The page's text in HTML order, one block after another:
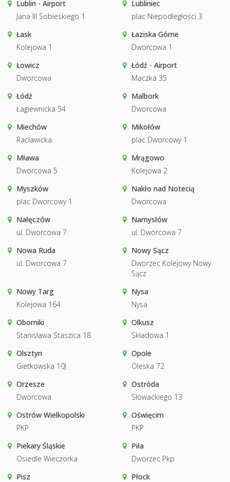
Lublin - Airport
Jana III Sobieskiego 1
Lubliniec
plac Niepodległości 3
Łask
Kolejowa 1
Łaziska Górne
Dworcowa 1
Łowicz
Dworcowa
Łódź - Airport
Maczka 35
Łódź
Łagiewnicka 54
Malbork
Dworcowa
Miechów
Racławicka
Mikołów
plac Dworcowy 1
Mława
Dworcowa 5
Mrągowo
Kolejowa 2
Myszków
plac Dworcowy 1
Nakło nad Notecią
Dworcowa
Nałęczów
ul. Dworcowa 7
Namysłów
ul. Dworcowa 7
Nowa Ruda
ul. Dworcowa 7
Nowy Sącz
Dworzec Kolejowy Nowy
Sącz
Nowy Targ
Kolejowa 164
Nysa
Nysa
Oborniki
Stanisława Staszica 18
Olkusz
Składowa 1
Olsztyn
Gietkowska 10J
Opole
Oleska 72
Orzesze
Dworcowa
Ostróda
Słowackiego 13
Ostrów Wielkopolski
PKP
Oświęcim
PKP
Piekary Śląskie
Osiedle Wieczorka
Piła
Dworzec Pkp
Pisz
Płock